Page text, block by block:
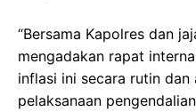
“Bersama Kapolres dan
mengadakan rapat
inflasi ini secara rutin
pelaksanaan